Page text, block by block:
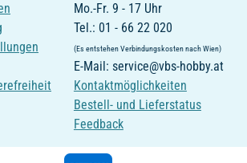
Mo.-Fr. 9 - 17 Uhr
Tel.: 01 - 66 22 020
(Es entstehen Verbindungskosten nach Wien)
E-Mail: service@vbs-hobby.at
Kontaktmöglichkeiten
Bestell- und Lieferstatus
Feedback